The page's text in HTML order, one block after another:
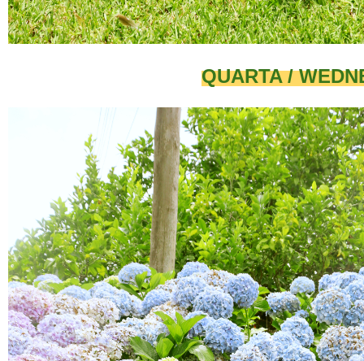
QUARTA /